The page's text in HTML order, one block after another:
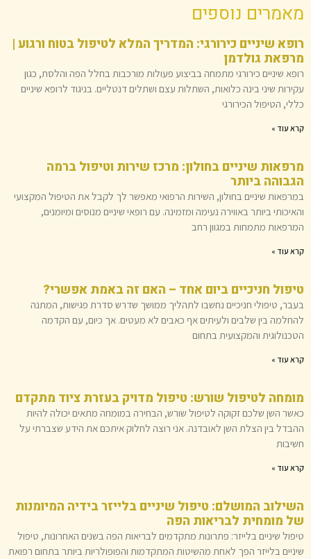
מאמרים נוספים
רופא שיניים כירורגי: המדריך המלא לטיפול בטוח ורגוע |
מרפאת גולדמן
רופא שיניים כירורגי מתמחה בביצוע פעולות מורכבות בחלל הפה והלסת, כגון
עקירות שיני בינה כלואות, השתלות עצם ושתלים דנטליים. בניגוד לרופא שיניים
כללי, הטיפול הכירורגי
קרא עוד »
מרפאות שיניים בחולון: מרכז שירות וטיפול ברמה
הגבוהה ביותר
במרפאות שיניים בחולון, השירות הרפואי מאפשר לך לקבל את הטיפול המקצועי
והאיכותי ביותר באווירה נעימה ומזמינה. עם רופאי שיניים מנוסים ומיומנים,
המרפאות מתמחות במגוון רחב
קרא עוד »
טיפול חניכיים ביום אחד – האם זה באמת אפשרי?
בעבר, טיפולי חניכיים נחשבו לתהליך ממושך שדרש סדרת פגישות, המתנה
להחלמה בין שלבים ולעיתים אף כאבים לא מעטים. אך כיום, עם הקדמה
הטכנולוגית והמקצועית בתחום
קרא עוד »
מומחה לטיפול שורש: טיפול מדויק בעזרת ציוד מתקדם
כאשר השן שלכם זקוקה לטיפול שורש, הבחירה במומחה מתאים יכולה להיות
ההבדל בין הצלת השן לאובדנה. אני רוצה לחלוק איתכם את הידע שצברתי על
חשיבות
קרא עוד »
השילוב המושלם: טיפול שיניים בלייזר בידיה המיומנות
של מומחית לבריאות הפה
טיפול שיניים בלייזר: פתרונות מתקדמים לבריאות הפה בשנים האחרונות, טיפול
שיניים בלייזר הפך לאחת מהשיטות המתקדמות והפופולריות ביותר בתחום רפואת